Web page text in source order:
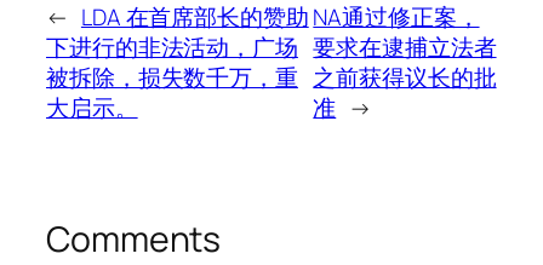
← LDA 在首席部长的赞助
下进行的非法活动，广场
被拆除，损失数千万，重
大启示。
NA通过修正案，
要求在逮捕立法者
之前获得议长的批
准 →
Comments